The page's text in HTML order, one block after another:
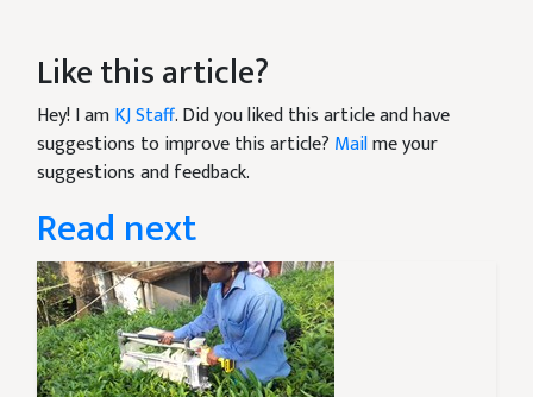
Like this article?
Hey! I amKJ Staff. Did you liked this article and have
suggestions to improve this article? Mailme your
suggestions and feedback.
Read next